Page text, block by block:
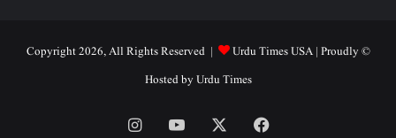
© Copyright 2026, All Rights Reserved |
Urdu Times USA| Proudly
Hosted byUrdu Times
Facebook
YouTube